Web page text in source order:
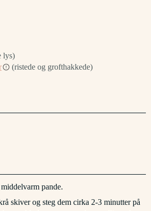
lys)
(ristede og grofthakkede)
pande.
skiver og steg dem cirka 2-3 minutter på